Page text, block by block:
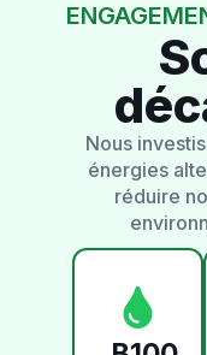
Nous
énergies
réduire